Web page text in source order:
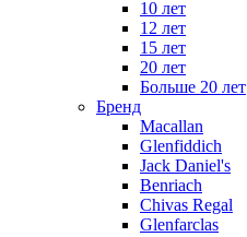
10 лет
12 лет
15 лет
20 лет
Больше 20 лет
Бренд
Macallan
Glenfiddich
Jack Daniel's
Benriach
Chivas Regal
Glenfarclas